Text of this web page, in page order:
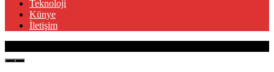
Teknoloji
Künye
İletişim